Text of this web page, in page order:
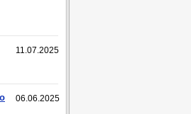
11.07.2025
06.06.2025